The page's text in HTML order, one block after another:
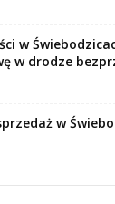
w
w drodze
w